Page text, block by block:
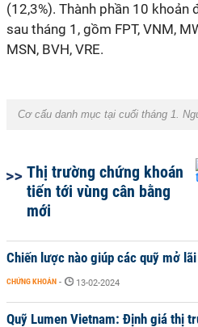
(12,3%). Thành phần 10
sau tháng 1, gồm FPT, VNM,
MSN, BVH, VRE.
Cơ cấu danh mục tại cuối tháng 1.
Thị trường chứng khoán
tiến tới vùng cân bằng
mới
Chiến lược nào giúp các quỹ mở
CHỨNG KHOÁN - 13-02-2024
Quỹ Lumen Vietnam: Định giá thị